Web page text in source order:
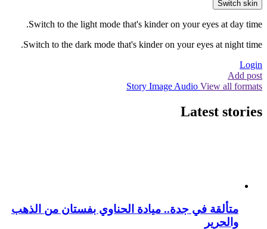
Switch skin
Switch to the light mode that's kinder on your eyes at day time.
Switch to the dark mode that's kinder on your eyes at night time.
Login
Add post
Story Image Audio View all formats
Latest stories
متألقة في جدة.. ميادة الحناوي بفستان من الذهب
والحرير